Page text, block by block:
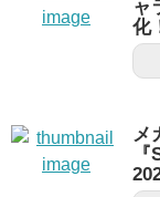
ャ
化
メ